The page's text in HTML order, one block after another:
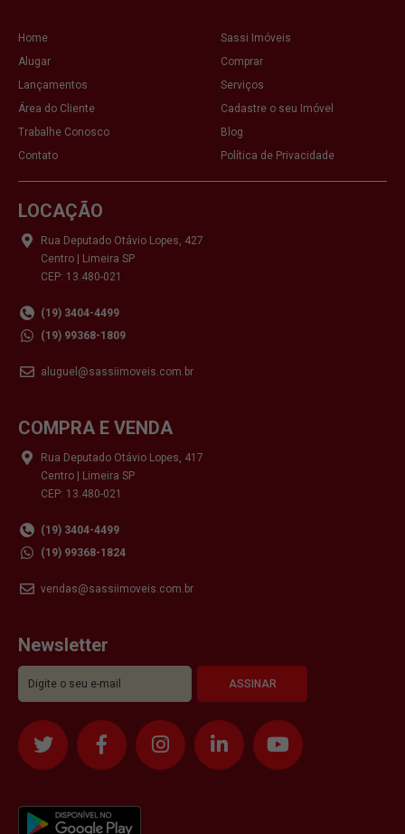
Home
Sassi Imóveis
Alugar
Comprar
Lançamentos
Serviços
Área do Cliente
Cadastre o seu Imóvel
Trabalhe Conosco
Blog
Contato
Política de Privacidade
LOCAÇÃO
Rua Deputado Otávio Lopes, 427
Centro | Limeira SP
CEP: 13.480-021
(19) 3404-4499
(19) 99368-1809
aluguel@sassiimoveis.com.br
COMPRA E VENDA
Rua Deputado Otávio Lopes, 417
Centro | Limeira SP
CEP: 13.480-021
(19) 3404-4499
(19) 99368-1824
vendas@sassiimoveis.com.br
Newsletter